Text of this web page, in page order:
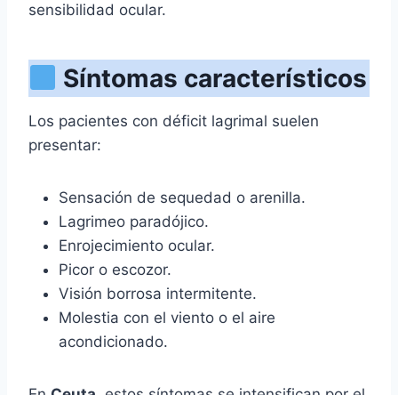
sensibilidad ocular.
Síntomas característicos
Los pacientes con déficit lagrimal suelen
presentar:
Sensación de sequedad o arenilla.
Lagrimeo paradójico.
Enrojecimiento ocular.
Picor o escozor.
Visión borrosa intermitente.
Molestia con el viento o el aire
acondicionado.